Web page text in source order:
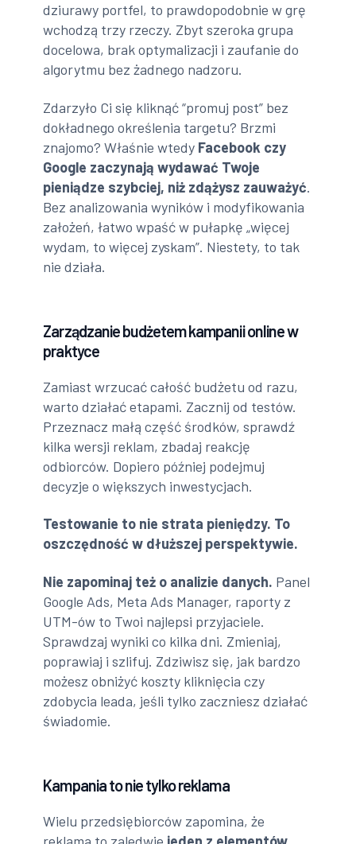
dziurawy portfel, to prawdopodobnie w grę
wchodzą trzy rzeczy. Zbyt szeroka grupa
docelowa, brak optymalizacji i zaufanie do
algorytmu bez żadnego nadzoru.
Zdarzyło Ci się kliknąć “promuj post” bez
dokładnego określenia targetu? Brzmi
znajomo? Właśnie wtedy Facebook czy
Google zaczynają wydawać Twoje
pieniądze szybciej, niż zdążysz zauważyć.
Bez analizowania wyników i modyfikowania
założeń, łatwo wpaść w pułapkę „więcej
wydam, to więcej zyskam”. Niestety, to tak
nie działa.
Zarządzanie budżetem kampanii online w
praktyce
Zamiast wrzucać całość budżetu od razu,
warto działać etapami. Zacznij od testów.
Przeznacz małą część środków, sprawdź
kilka wersji reklam, zbadaj reakcję
odbiorców. Dopiero później podejmuj
decyzje o większych inwestycjach.
Testowanie to nie strata pieniędzy. To
oszczędność w dłuższej perspektywie.
Nie zapominaj też o analizie danych. Panel
Google Ads, Meta Ads Manager, raporty z
UTM-ów to Twoi najlepsi przyjaciele.
Sprawdzaj wyniki co kilka dni. Zmieniaj,
poprawiaj i szlifuj. Zdziwisz się, jak bardzo
możesz obniżyć koszty kliknięcia czy
zdobycia leada, jeśli tylko zaczniesz działać
świadomie.
Kampania to nie tylko reklama
Wielu przedsiębiorców zapomina, że